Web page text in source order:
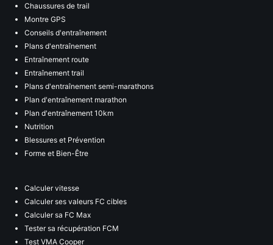
Chaussures de trail
Montre GPS
Conseils d'entraînement
Plans d'entraînement
Entraînement route
Entraînement trail
Plans d'entraînement semi-marathons
Plan d'entraînement marathon
Plan d'entraînement 10km
Nutrition
Blessures et Prévention
Forme et Bien-Être
Calculer vitesse
Calculer ses valeurs FC cibles
Calculer sa FC Max
Tester sa récupération FCM
Test VMA Cooper